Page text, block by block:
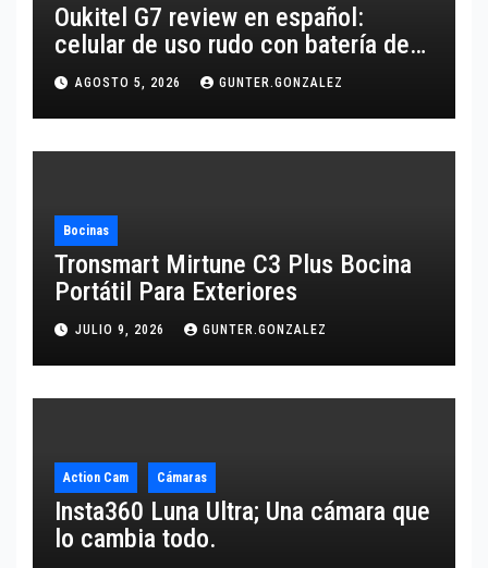
Oukitel G7 review en español:
celular de uso rudo con batería de
10,600 mAh
AGOSTO 5, 2026 GUNTER.GONZALEZ
Bocinas
Tronsmart Mirtune C3 Plus Bocina
Portátil Para Exteriores
JULIO 9, 2026 GUNTER.GONZALEZ
Action Cam Cámaras
Insta360 Luna Ultra; Una cámara que
lo cambia todo.